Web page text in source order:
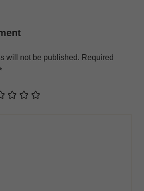
will not be published. Required